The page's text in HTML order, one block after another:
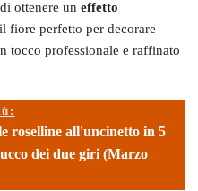
ottenere un effetto
fiore perfetto per decorare
tocco professionale e raffinato
roselline all'uncinetto in 5
dei due giri (Marzo